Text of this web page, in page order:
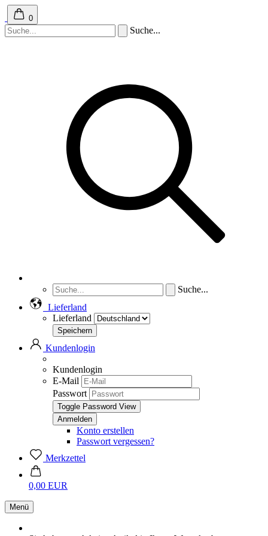
0
Suche...
Suche...
Lieferland
Lieferland
Kundenlogin
Kundenlogin
E-Mail
Passwort
Toggle Password View
Konto erstellen
Passwort vergessen?
Merkzettel
0,00 EUR
Menü